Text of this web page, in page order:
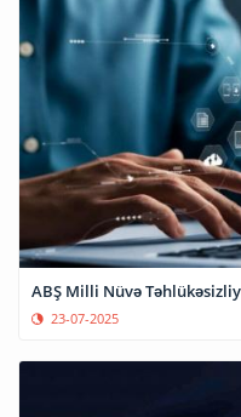
ABŞ Milli Nüvə
23-07-2025